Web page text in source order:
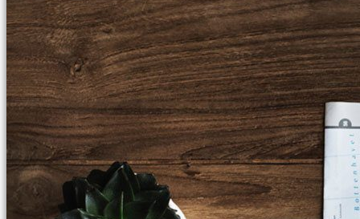
AFRIQUE
AFRIQUE DU SUD
ALGÉRIE
BÉNIN
BOTSWANA
BURKINA FASO
CÔTE D IVOIRE
ACCUEIL
DESTINATIONS
AFRIQUE
AFRIQUE DU SUD
ALGÉRIE
BÉNIN
BOTSWANA